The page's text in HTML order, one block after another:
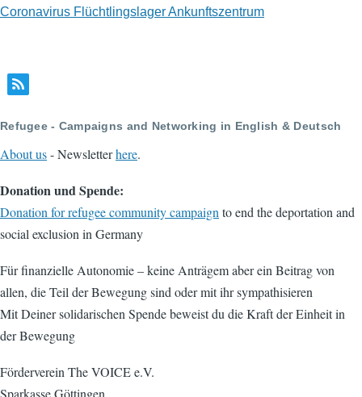
Coronavirus Flüchtlingslager Ankunftszentrum
Refugee - Campaigns and Networking in English & Deutsch
About us- Newsletterhere.
Donation und Spende:
Donation for refugee community campaign to end the deportation and
social exclusion in Germany
Für finanzielle Autonomie – keine Anträgem aber ein Beitrag von
allen, die Teil der Bewegung sind oder mit ihr sympathisieren
Mit Deiner solidarischen Spende beweist du die Kraft der Einheit in
der Bewegung
Förderverein The VOICE e.V.
Sparkasse Göttingen